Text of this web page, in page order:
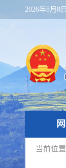
2026年8月8
当前位置